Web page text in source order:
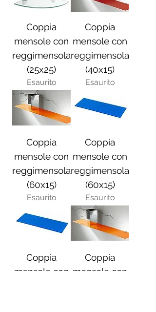
Coppia
mensole con
reggimensola
(25x25)
Esaurito
Coppia
mensole con
reggimensola
(40x15)
Esaurito
Coppia
mensole con
reggimensola
(60x15)
Esaurito
Coppia
mensole con
reggimensola
(60x15)
Esaurito
Coppia
mensole con
Coppia
mensole con